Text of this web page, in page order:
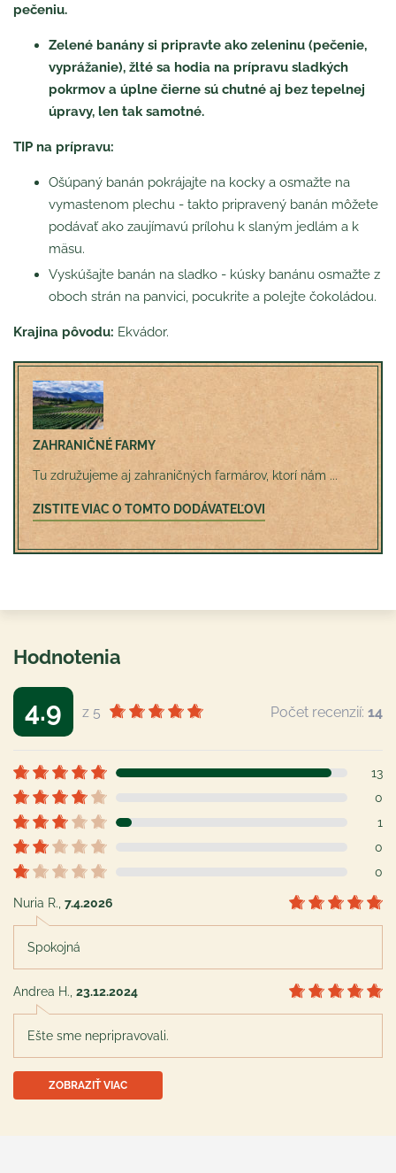
pečeniu.
Zelené banány si pripravte ako zeleninu (pečenie,
vyprážanie), žlté sa hodia na prípravu sladkých
pokrmov a úplne čierne sú chutné aj bez tepelnej
úpravy, len tak samotné.
TIP na prípravu:
Ošúpaný banán pokrájajte na kocky a osmažte na
vymastenom plechu - takto pripravený banán môžete
podávať ako zaujímavú prílohu k slaným jedlám a k
mäsu.
Vyskúšajte banán na sladko - kúsky banánu osmažte z
oboch strán na panvici, pocukrite a polejte čokoládou.
Krajina pôvodu: Ekvádor.
ZAHRANIČNÉ FARMY
Tu združujeme aj zahraničných farmárov, ktorí nám ...
ZISTITE VIAC O TOMTO DODÁVATEĽOVI
Hodnotenia
4.9 z 5 Počet recenzií: 14
13
0
1
0
0
Nuria R. 7.4.2026
Spokojná
Andrea H. 23.12.2024
Ešte sme nepripravovali.
ZOBRAZIŤ VIAC